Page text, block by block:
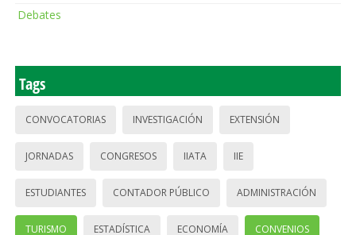
Debates
Tags
CONVOCATORIAS INVESTIGACIÓN EXTENSIÓN
JORNADAS CONGRESOS IIATA IIE
ESTUDIANTES CONTADOR PÚBLICO ADMINISTRACIÓN
TURISMO ESTADÍSTICA ECONOMÍA CONVENIOS